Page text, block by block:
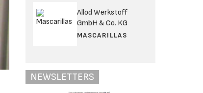
Allod Werkstoff
GmbH & Co. KG
MASCARILLAS
NEWSLETTERS